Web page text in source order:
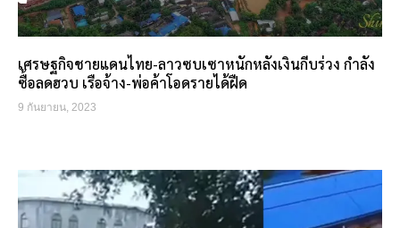
เศรษฐกิจชายแดนไทย-ลาวซบเซาหนักหลังเงินกีบร่วง กำลัง
ซื้อลดฮวบ เรือจ้าง-พ่อค้าโอดรายได้ฝืด
9 กันยายน, 2023